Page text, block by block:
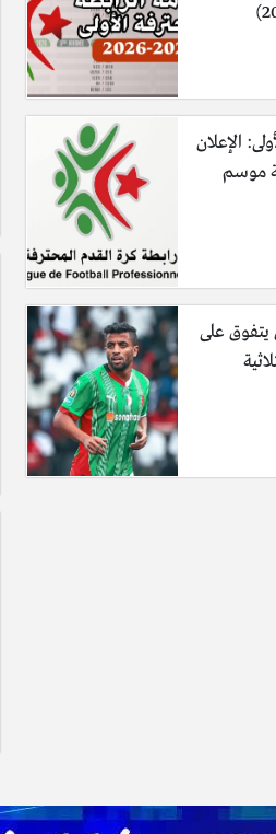
الإعلان
موسم
على